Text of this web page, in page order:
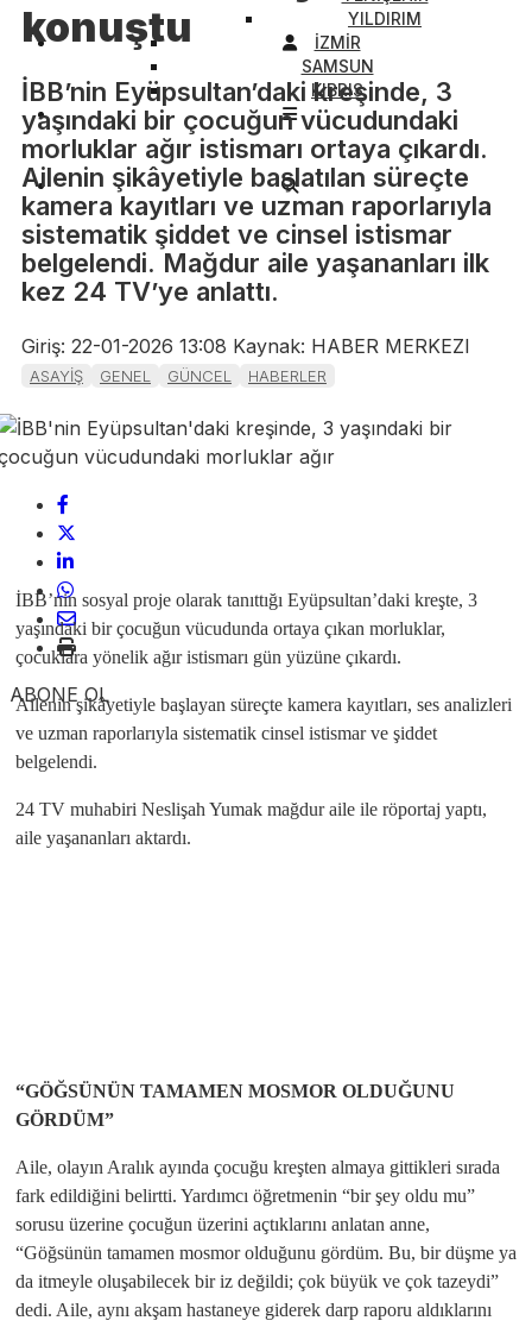
YILDIRIM
İZMİR
SAMSUN
KIBRIS
konuştu
İBB’nin Eyüpsultan’daki kreşinde, 3
yaşındaki bir çocuğun vücudundaki
morluklar ağır istismarı ortaya çıkardı.
Ailenin şikâyetiyle başlatılan süreçte
kamera kayıtları ve uzman raporlarıyla
sistematik şiddet ve cinsel istismar
belgelendi. Mağdur aile yaşananları ilk
kez 24 TV’ye anlattı.
Giriş: 22-01-2026 13:08 Kaynak: HABER MERKEZI
ASAYİŞ GENEL GÜNCEL HABERLER
ABONE OL
İBB’nin sosyal proje olarak tanıttığı Eyüpsultan’daki kreşte, 3
yaşındaki bir çocuğun vücudunda ortaya çıkan morluklar,
çocuklara yönelik ağır istismarı gün yüzüne çıkardı.
Ailenin şikâyetiyle başlayan süreçte kamera kayıtları, ses analizleri
ve uzman raporlarıyla sistematik cinsel istismar ve şiddet
belgelendi.
24 TV muhabiri Neslişah Yumak mağdur aile ile röportaj yaptı,
aile yaşananları aktardı.
“GÖĞSÜNÜN TAMAMEN MOSMOR OLDUĞUNU
GÖRDÜM”
Aile, olayın Aralık ayında çocuğu kreşten almaya gittikleri sırada
fark edildiğini belirtti. Yardımcı öğretmenin “bir şey oldu mu”
sorusu üzerine çocuğun üzerini açtıklarını anlatan anne,
“Göğsünün tamamen mosmor olduğunu gördüm. Bu, bir düşme ya
da itmeyle oluşabilecek bir iz değildi; çok büyük ve çok tazeydi”
dedi. Aile, aynı akşam hastaneye giderek darp raporu aldıklarını